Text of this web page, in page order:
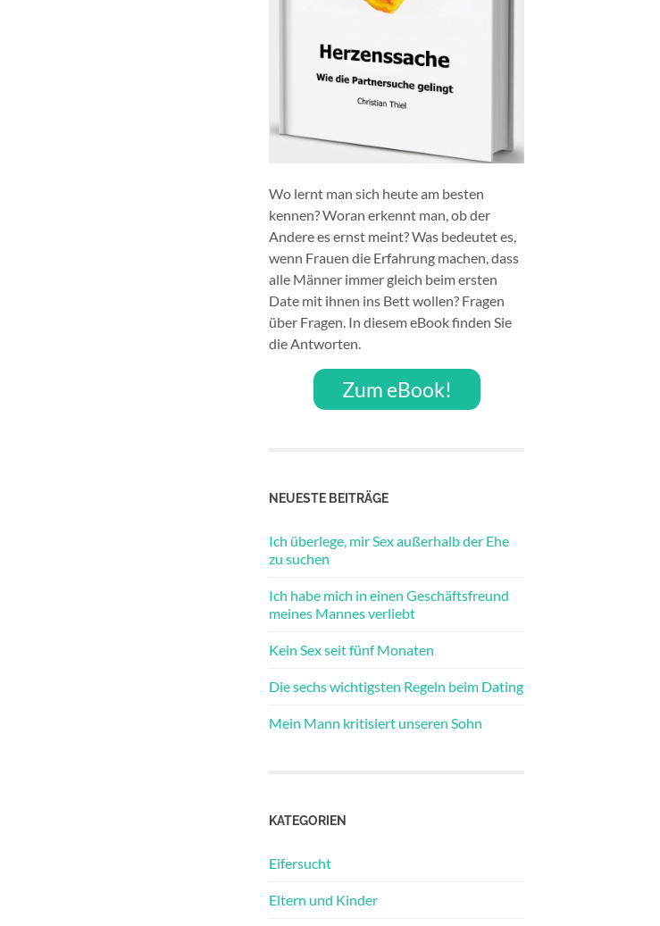
Wo lernt man sich heute am besten
kennen? Woran erkennt man, ob der
Andere es ernst meint? Was bedeutet es,
wenn Frauen die Erfahrung machen, dass
alle Männer immer gleich beim ersten
Date mit ihnen ins Bett wollen? Fragen
über Fragen. In diesem eBook finden Sie
die Antworten.
Zum eBook!
NEUESTE BEITRÄGE
Ich überlege, mir Sex außerhalb der Ehe
zu suchen
Ich habe mich in einen Geschäftsfreund
meines Mannes verliebt
Kein Sex seit fünf Monaten
Die sechs wichtigsten Regeln beim Dating
Mein Mann kritisiert unseren Sohn
KATEGORIEN
Eifersucht
Eltern und Kinder